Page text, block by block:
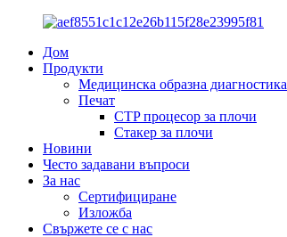
Дом
Продукти
Медицинска образна диагностика
Печат
CTP процесор за плочи
Стакер за плочи
Новини
Често задавани въпроси
За нас
Сертифициране
Изложба
Свържете се с нас